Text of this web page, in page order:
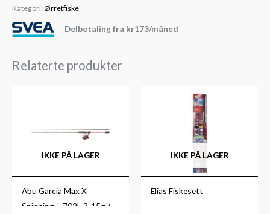
Kategori: Ørretfiske
Delbetaling fra kr173/måned
Relaterte produkter
IKKE PÅ LAGER
Abu Garcia Max X
Spinning – 702L 3-15g /
IKKE PÅ LAGER
Elias Fiskesett